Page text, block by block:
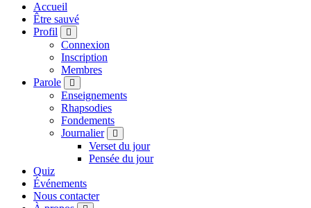
Accueil
Être sauvé
Profil
Connexion
Inscription
Membres
Parole
Enseignements
Rhapsodies
Fondements
Journalier
Verset du jour
Pensée du jour
Quiz
Événements
Nous contacter